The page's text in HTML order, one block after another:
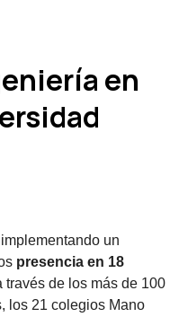
en
implementando un
presencia en 18
través de los más de 100
los 21 colegios Mano